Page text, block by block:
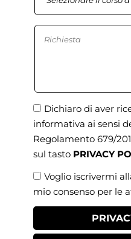
Dichiaro di aver
informativa ai sensi
Regolamento 679/
sul tasto PRIVACY
Voglio iscrivermi
mio consenso per le